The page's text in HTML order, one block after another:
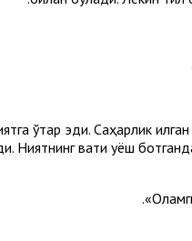
ўтар эди. Саҳарлик
вақти қуёш